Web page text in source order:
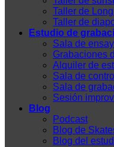
Taller de
Taller de
Estudio de
Sala de
Grabaciones
Alquiler de
Sala de control
Sala de
Sesión
Blog
Podcast
Blog de
Blog del